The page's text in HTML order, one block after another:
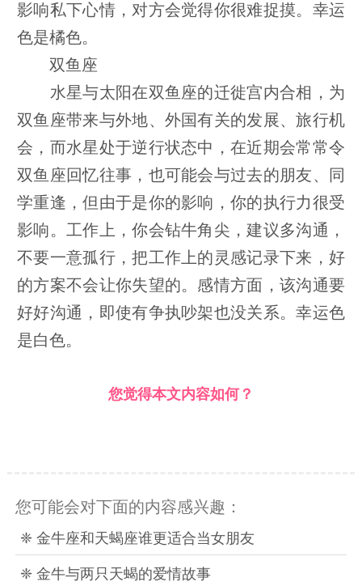
影响私下心情，对方会觉得你很难捉摸。幸运
色是橘色。
双鱼座
水星与太阳在双鱼座的迁徙宫内合相，为
双鱼座带来与外地、外国有关的发展、旅行机
会，而水星处于逆行状态中，在近期会常常令
双鱼座回忆往事，也可能会与过去的朋友、同
学重逢，但由于是你的影响，你的执行力很受
影响。工作上，你会钻牛角尖，建议多沟通，
不要一意孤行，把工作上的灵感记录下来，好
的方案不会让你失望的。感情方面，该沟通要
好好沟通，即使有争执吵架也没关系。幸运色
是白色。
您觉得本文内容如何？
您可能会对下面的内容感兴趣：
❈ 金牛座和天蝎座谁更适合当女朋友
❈ 金牛与两只天蝎的爱情故事